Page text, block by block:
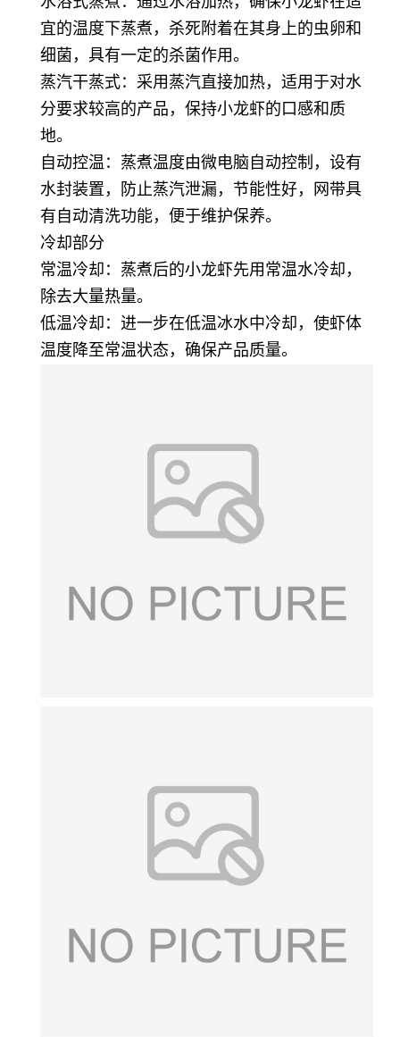
宜的温度下蒸煮，杀死附着在其身上的虫卵和
细菌，具有一定的杀菌作用。
蒸汽干蒸式：采用蒸汽直接加热，适用于对水
分要求较高的产品，保持小龙虾的口感和质
地。
自动控温：蒸煮温度由微电脑自动控制，设有
水封装置，防止蒸汽泄漏，节能性好，网带具
有自动清洗功能，便于维护保养。
冷却部分
常温冷却：蒸煮后的小龙虾先用常温水冷却，
除去大量热量。
低温冷却：进一步在低温冰水中冷却，使虾体
温度降至常温状态，确保产品质量。